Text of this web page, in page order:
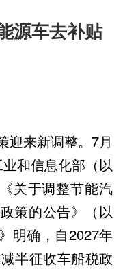
源车去补贴
迎来新调整。7月
和信息化部（以
关于调整节能汽
策的公告》（以
明确，自2027年
半征收车船税政